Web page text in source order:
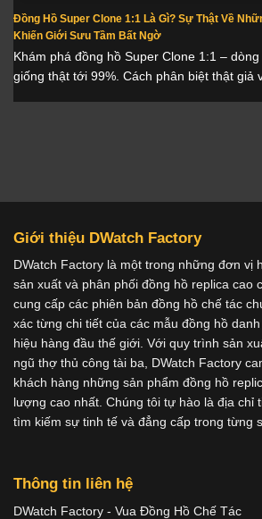
Đồng Hồ Super Clone 1:1 Là Gì? Sự Thật Về
Khiến Giới Sưu Tầm Bất Ngờ
Khám phá đồng hồ Super Clone 1:1 –
giống thật tới 99%. Cách phân biệt thật giả
Giới thiệu DWatch Factory
DWatch Factory là một trong những đơn vị
sản xuất và phân phối đồng hồ replica cao
cung cấp các phiên bản đồng hồ chế tác
xác từng chi tiết của các mẫu đồng hồ
hiệu hàng đầu thế giới. Với quy trình sản
ngũ thợ thủ công tài ba, DWatch Factory
khách hàng những sản phẩm đồng hồ
lượng cao nhất. Chúng tôi tự hào là địa chỉ
tìm kiếm sự tinh tế và đẳng cấp trong từng
Thông tin liên hệ
DWatch Factory - Vua Đồng Hồ Chế Tác